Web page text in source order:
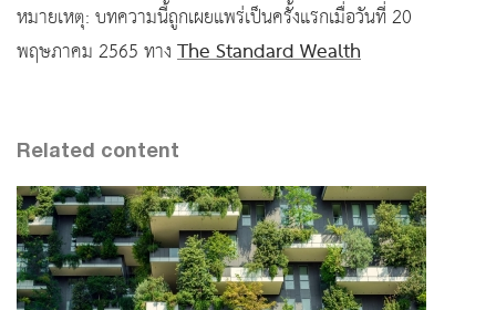
หมายเหตุ: บทความนี้ถูกเผยแพร่เป็นครั้งแรกเมื่อวันที่ 20
พฤษภาคม 2565 ทางThe Standard Wealth
Related content